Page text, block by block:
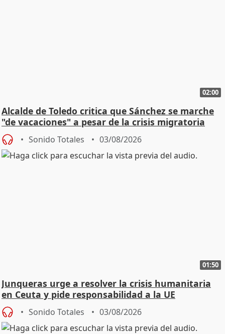
02:00
Alcalde de Toledo critica que Sánchez se marche
"de vacaciones" a pesar de la crisis migratoria
Sonido Totales 03/08/2026
01:50
Junqueras urge a resolver la crisis humanitaria
en Ceuta y pide responsabilidad a la UE
Sonido Totales 03/08/2026